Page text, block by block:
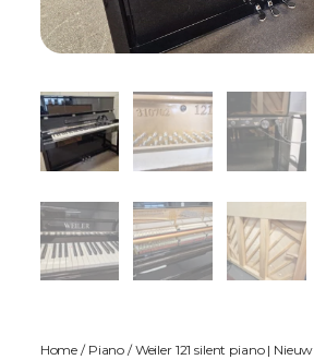
Home / Piano / Weiler 121 silent piano | Nieuw